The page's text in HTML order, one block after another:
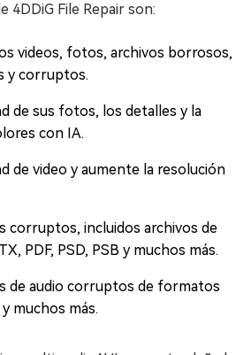
4DDiG File Repair son:
videos, fotos, archivos borrosos,
y corruptos.
de sus fotos, los detalles y la
con IA.
de video y aumente la resolución
corruptos, incluidos archivos de
PDF, PSD, PSB y muchos más.
de audio corruptos de formatos
muchos más.